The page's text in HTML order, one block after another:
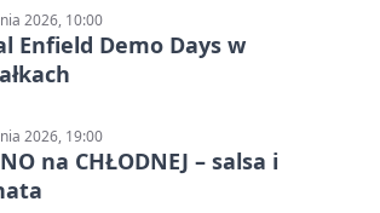
– jednodienė kelionė
2026, 10:00
Enfield Demo Days w
2026, 19:00
na CHŁODNEJ – salsa i